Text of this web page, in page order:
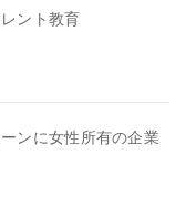
ント教育
ンに女性所有の企業